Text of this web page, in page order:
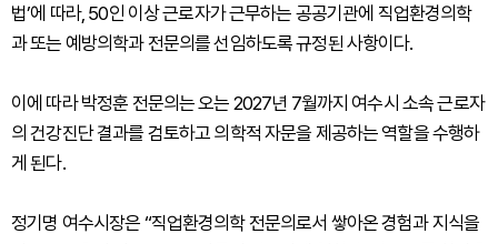
법’에 따라, 50인 이상 근로자가 근무하는 공공기관에 직업환경의학
과 또는 예방의학과 전문의를 선임하도록 규정된 사항이다.
이에 따라 박정훈 전문의는 오는 2027년 7월까지 여수시 소속 근로자
의 건강진단 결과를 검토하고 의학적 자문을 제공하는 역할을 수행하
게 된다.
정기명 여수시장은 “직업환경의학 전문의로서 쌓아온 경험과 지식을